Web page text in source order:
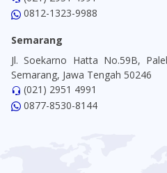
0812-1323-9988
Semarang
Jl. Soekarno Hatta No.59B,
Semarang, Jawa Tengah 50246
(021) 2951 4991
0877-8530-8144